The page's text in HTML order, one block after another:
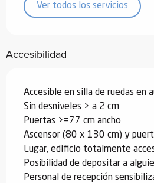
Ver todos los servicios
Accesibilidad
Accesible en silla de ruedas en
Sin desniveles > a 2 cm
Puertas >=77 cm ancho
Ascensor (80 x 130 cm) y
Lugar, edificio totalmente
Posibilidad de depositar a
Personal de recepción